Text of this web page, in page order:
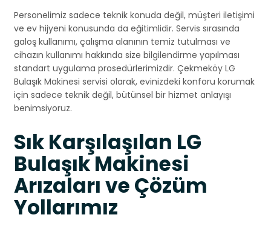
Personelimiz sadece teknik konuda değil, müşteri iletişimi
ve ev hijyeni konusunda da eğitimlidir. Servis sırasında
galoş kullanımı, çalışma alanının temiz tutulması ve
cihazın kullanımı hakkında size bilgilendirme yapılması
standart uygulama prosedürlerimizdir. Çekmeköy LG
Bulaşık Makinesi servisi olarak, evinizdeki konforu korumak
için sadece teknik değil, bütünsel bir hizmet anlayışı
benimsiyoruz.
Sık Karşılaşılan LG
Bulaşık Makinesi
Arızaları ve Çözüm
Yollarımız